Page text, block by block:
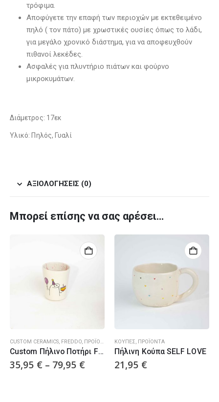
τρόφιμα.
Αποφύγετε την επαφή των περιοχών με εκτεθειμένο
πηλό ( τον πάτο) με χρωστικές ουσίες όπως το λάδι,
για μεγάλο χρονικό διάστημα, για να αποφευχθούν
πιθανοί λεκέδες.
Ασφαλές για πλυντήριο πιάτων και φούρνο
μικροκυμάτων.
Διάμετρος: 17εκ
Υλικό: Πηλός, Γυαλί
ΑΞΙΟΛΟΓΉΣΕΙΣ (0)
Μπορεί επίσης να σας αρέσει…
CUSTOM CERAMICS, FREDDO, ΠΡΟΪΌΝΤΑ
Custom Πήλινo Ποτήρι Freddo
35,95 € – 79,95 €
ΚΟΎΠΕΣ, ΠΡΟΪΌΝΤΑ
Πήλινη Κούπα SELF LOVE
21,95 €